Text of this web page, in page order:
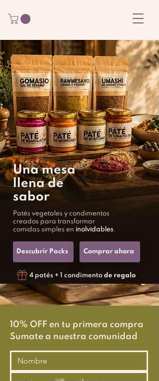
Una mesa
llena de
sabor
Patés vegetales y condimentos
creados para transformar
comidas simples en inolvidables.
Descubrir Packs Comprar ahora
4 patés + 1 condimento de regalo
10% OFF en tu primera compra
Sumate a nuestra comunidad